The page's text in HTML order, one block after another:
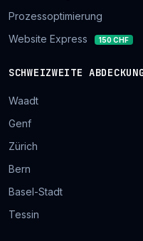
Prozessoptimierung
Website Express
150 CHF
SCHWEIZWEITE
Waadt
Genf
Zürich
Bern
Basel-Stadt
Tessin